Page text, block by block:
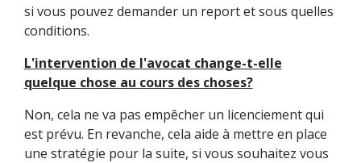
si vous pouvez demander un report et sous quelles
conditions.
L'intervention de l'avocat change-t-elle
quelque chose au cours des choses?
Non, cela ne va pas empêcher un licenciement qui
est prévu. En revanche, cela aide à mettre en place
une stratégie pour la suite, si vous souhaitez vous